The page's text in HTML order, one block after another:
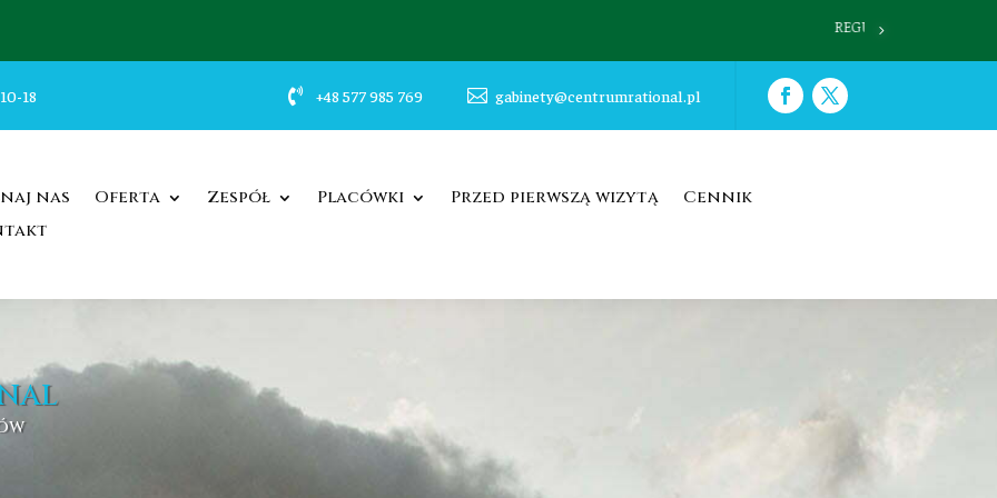
TRWAJĄ ZAPISY
18  +48 577 985 769  gabinety@centrumrational.pl
nas Oferta Zespół Placówki Przed pierwszą wizytą
Cennik